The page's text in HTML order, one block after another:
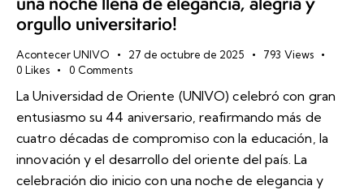
orgullo universitario!
Acontecer UNIVO 27 de octubre de 2025 793 Views
0 Likes 0 Comments
La Universidad de Oriente (UNIVO) celebró con gran
entusiasmo su 44 aniversario, reafirmando más de
cuatro décadas de compromiso con la educación, la
innovación y el desarrollo del oriente del país. La
celebración dio inicio con una noche de elegancia y